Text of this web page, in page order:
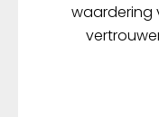
waardering